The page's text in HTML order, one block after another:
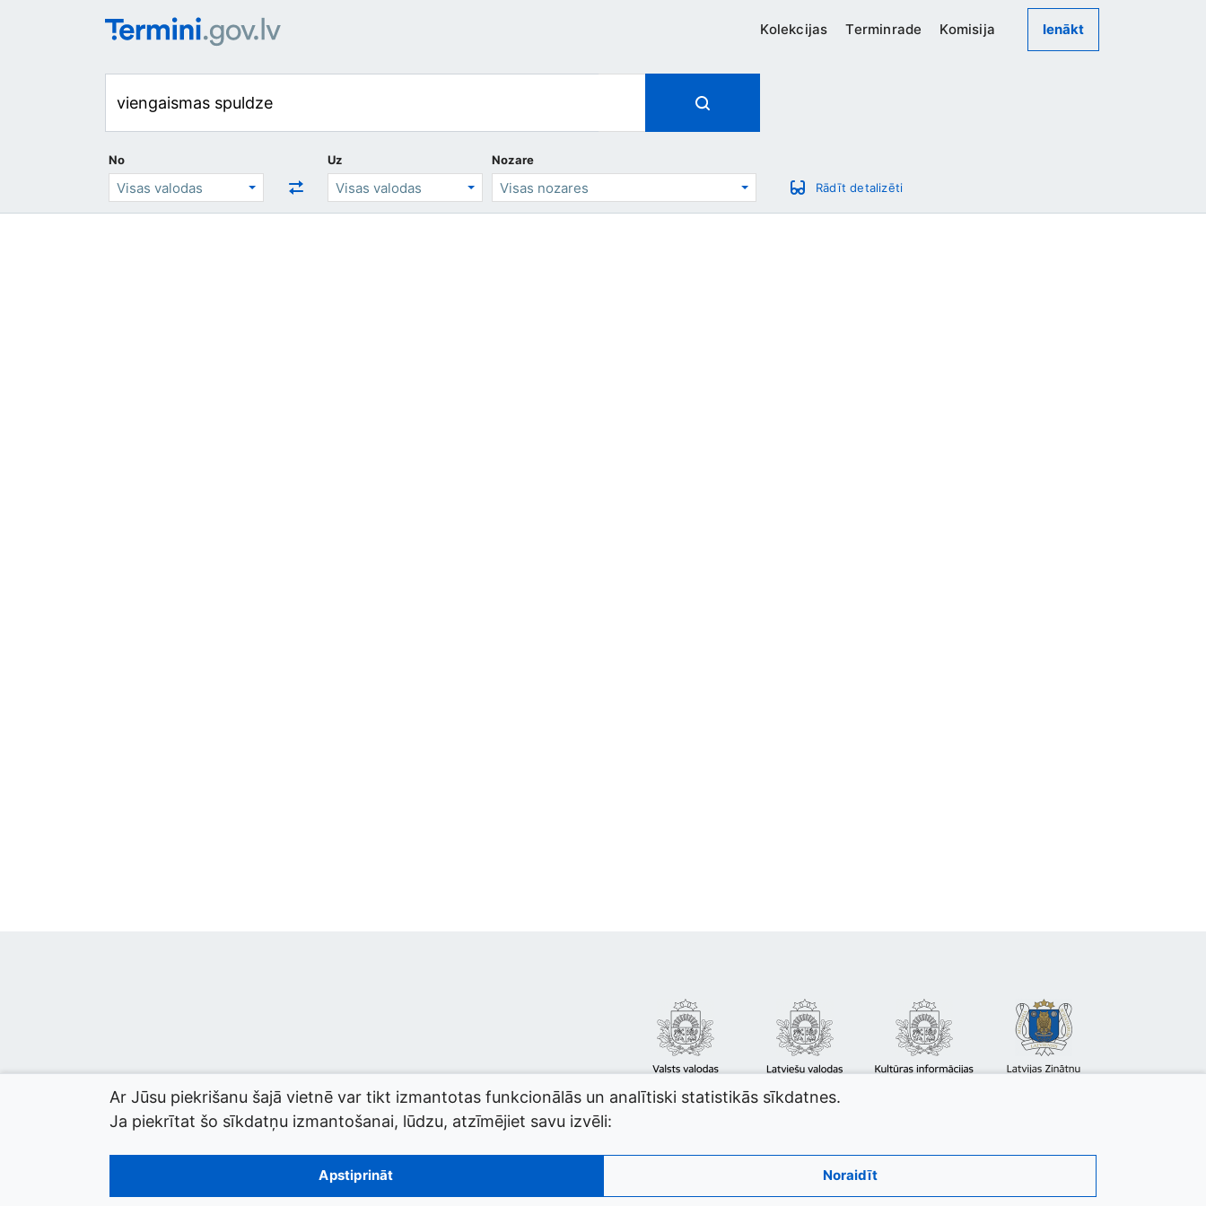
Kolekcijas Terminrade Komisija Ienākt
No Uz
Nozare
Rādīt detalizēti
© 2026 termini.gov.lv. Izstrādātājs:
Ar Jūsu piekrišanu šajā vietnē var tikt izmantotas funkcionālās un analītiski statistikās sīkdatnes.
Ja piekrītat šo sīkdatņu izmantošanai, lūdzu, atzīmējiet savu izvēli:
Apstiprināt Noraidīt